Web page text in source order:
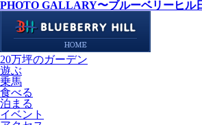
PHOTO GALLARY〜ブルーベリーヒル
20万坪のガーデン
遊ぶ
乗馬
食べる
泊まる
イベント